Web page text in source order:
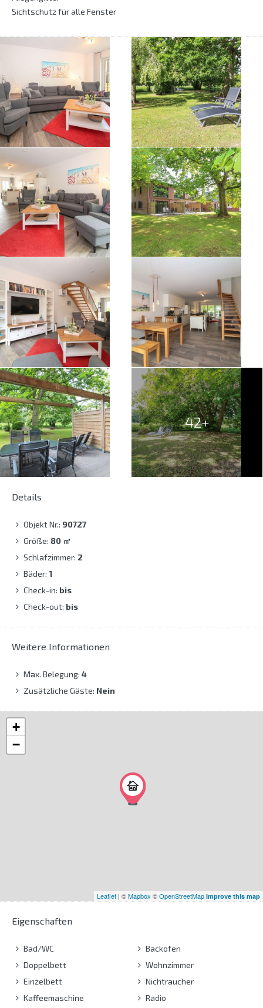
Sichtschutz für alle Fenster
42+
Details
Objekt Nr.: 90727
Größe: 80 ㎡
Schlafzimmer: 2
Bäder: 1
Check-in: bis
Check-out: bis
Weitere Informationen
Max. Belegung: 4
Zusätzliche Gäste: Nein
+
−
Leaflet | ©Mapbox ©OpenStreetMap Improve this map
Eigenschaften
Bad/WC
Doppelbett
Einzelbett
Kaffeemaschine
Backofen
Wohnzimmer
Nichtraucher
Radio